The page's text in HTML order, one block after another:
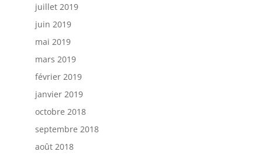
juillet 2019
juin 2019
mai 2019
mars 2019
février 2019
janvier 2019
octobre 2018
septembre 2018
août 2018